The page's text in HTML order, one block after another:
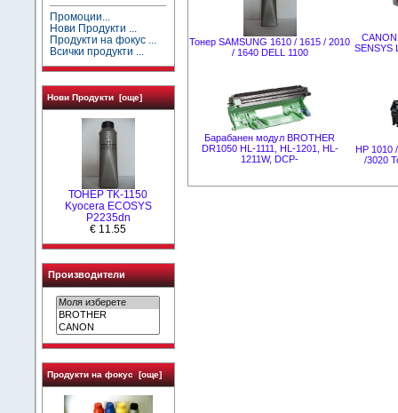
Промоции...
Нови Продукти ...
Продукти на фокус ...
Всички продукти ...
Нови Продукти [още]
ТОНЕР TK-1150
Kyocera ECOSYS
P2235dn
€ 11.55
Производители
Продукти на фокус [още]
Тонер SAMSUNG 1610 / 1615 / 2010
/ 1640 DELL 1100
SENSYS
Барабанен модул BROTHER
DR1050 HL-1111, HL-1201, HL-
1211W, DCP-
HP 1010
/3020